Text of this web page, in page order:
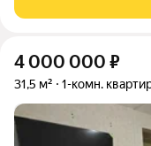
Счетчики на
4 000 000 ₽
31,5 м² 1-комн.